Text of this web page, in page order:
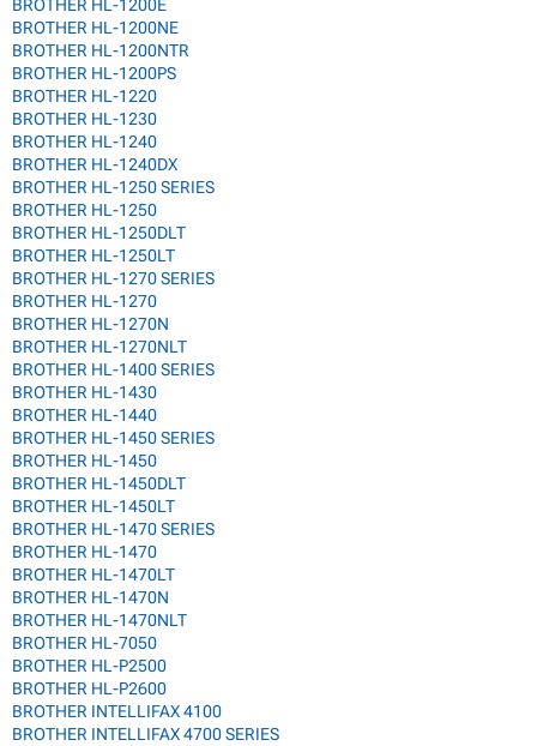
BROTHER HL-1200E
BROTHER HL-1200NE
BROTHER HL-1200NTR
BROTHER HL-1200PS
BROTHER HL-1220
BROTHER HL-1230
BROTHER HL-1240
BROTHER HL-1240DX
BROTHER HL-1250 SERIES
BROTHER HL-1250
BROTHER HL-1250DLT
BROTHER HL-1250LT
BROTHER HL-1270 SERIES
BROTHER HL-1270
BROTHER HL-1270N
BROTHER HL-1270NLT
BROTHER HL-1400 SERIES
BROTHER HL-1430
BROTHER HL-1440
BROTHER HL-1450 SERIES
BROTHER HL-1450
BROTHER HL-1450DLT
BROTHER HL-1450LT
BROTHER HL-1470 SERIES
BROTHER HL-1470
BROTHER HL-1470LT
BROTHER HL-1470N
BROTHER HL-1470NLT
BROTHER HL-7050
BROTHER HL-P2500
BROTHER HL-P2600
BROTHER INTELLIFAX 4100
BROTHER INTELLIFAX 4700 SERIES